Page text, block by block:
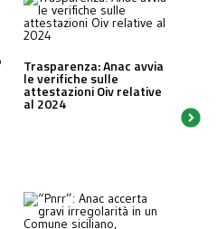
Trasparenza: Anac avvia
le verifiche sulle
attestazioni Oiv relative
al 2024